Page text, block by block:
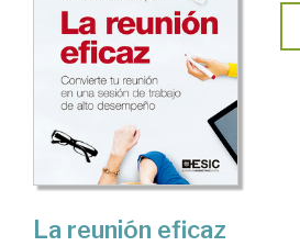
La reunión eficaz